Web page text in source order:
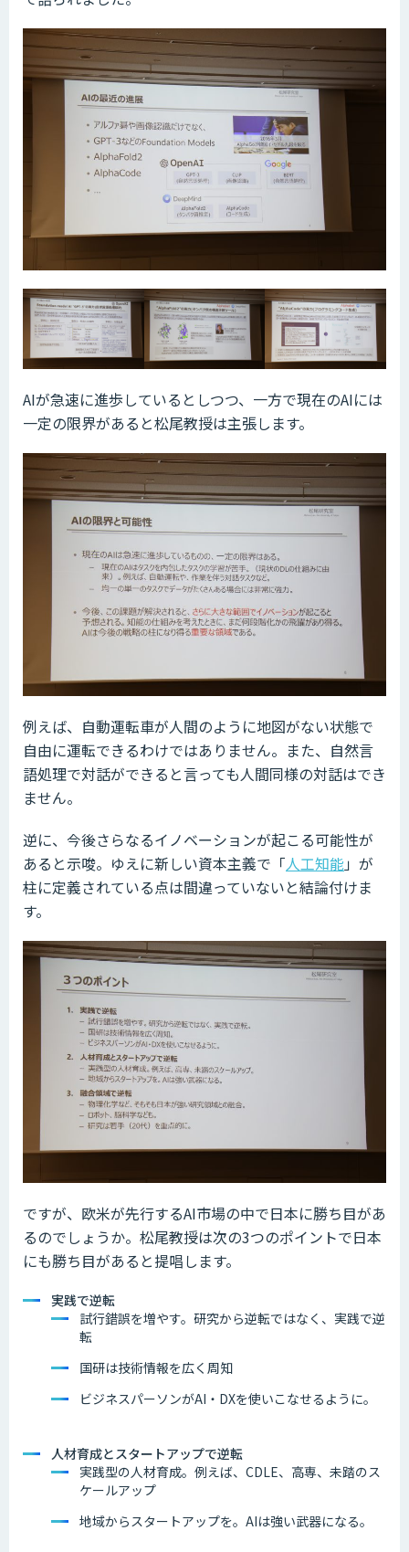
AIが急速に進歩しているとしつつ、一方で現在のAIには
一定の限界があると松尾教授は主張します。
例えば、自動運転車が人間のように地図がない状態で
自由に運転できるわけではありません。また、自然言
語処理で対話ができると言っても人間同様の対話はでき
ません。
逆に、今後さらなるイノベーションが起こる可能性が
あると示唆。ゆえに新しい資本主義で「人工知能」が
柱に定義されている点は間違っていないと結論付けま
す。
ですが、欧米が先行するAI市場の中で日本に勝ち目があ
るのでしょうか。松尾教授は次の3つのポイントで日本
にも勝ち目があると提唱します。
実践で逆転
試行錯誤を増やす。研究から逆転ではなく、実践で逆
転
国研は技術情報を広く周知
ビジネスパーソンがAI・DXを使いこなせるように。
人材育成とスタートアップで逆転
実践型の人材育成。例えば、CDLE、高専、未踏のス
ケールアップ
地域からスタートアップを。AIは強い武器になる。